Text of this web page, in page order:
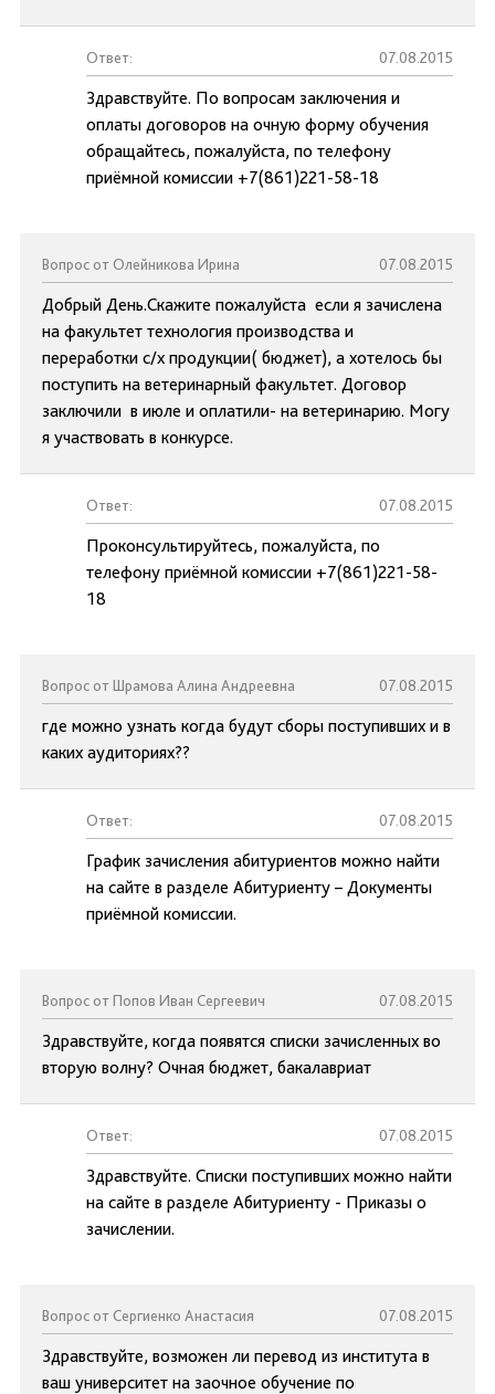
Ответ: 07.08.2015
Здравствуйте. По вопросам заключения и
оплаты договоров на очную форму обучения
обращайтесь, пожалуйста, по телефону
приёмной комиссии +7(861)221-58-18
Вопрос от Олейникова Ирина 07.08.2015
Добрый День.Скажите пожалуйста если я зачислена
на факультет технология производства и
переработки с/х продукции( бюджет), а хотелось бы
поступить на ветеринарный факультет. Договор
заключили в июле и оплатили- на ветеринарию. Могу
я участвовать в конкурсе.
Ответ: 07.08.2015
Проконсультируйтесь, пожалуйста, по
телефону приёмной комиссии +7(861)221-58-
18
Вопрос от Шрамова Алина Андреевна 07.08.2015
где можно узнать когда будут сборы поступивших и в
каких аудиториях??
Ответ: 07.08.2015
График зачисления абитуриентов можно найти
на сайте в разделе Абитуриенту – Документы
приёмной комиссии.
Вопрос от Попов Иван Сергеевич 07.08.2015
Здравствуйте, когда появятся списки зачисленных во
вторую волну? Очная бюджет, бакалавриат
Ответ: 07.08.2015
Здравствуйте. Списки поступивших можно найти
на сайте в разделе Абитуриенту - Приказы о
зачислении.
Вопрос от Сергиенко Анастасия 07.08.2015
Здравствуйте, возможен ли перевод из института в
ваш университет на заочное обучение по